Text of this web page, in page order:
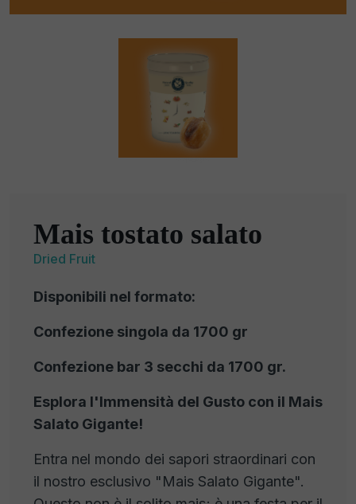
Mais tostato salato
Dried Fruit
Disponibili nel formato:
Confezione singola da 1700 gr
Confezione bar 3 secchi da 1700 gr.
Esplora l'Immensità del Gusto con il Mais
Salato Gigante!
Entra nel mondo dei sapori straordinari con
il nostro esclusivo "Mais Salato Gigante".